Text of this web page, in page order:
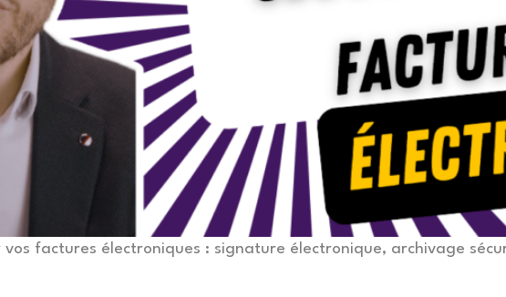
vos factures électroniques : signature électronique, archivage